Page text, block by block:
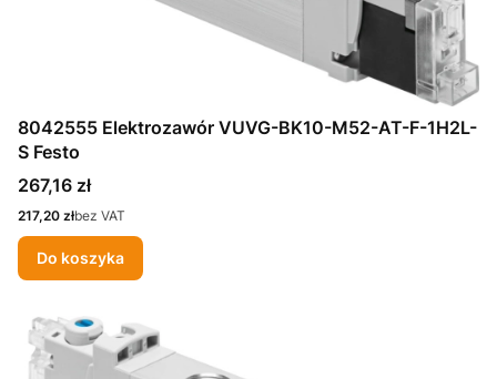
8042555 Elektrozawór VUVG-BK10-M52-AT-F-1H2L-
S Festo
Cena
267,16 zł
Cena
217,20 złbez VAT
Do koszyka